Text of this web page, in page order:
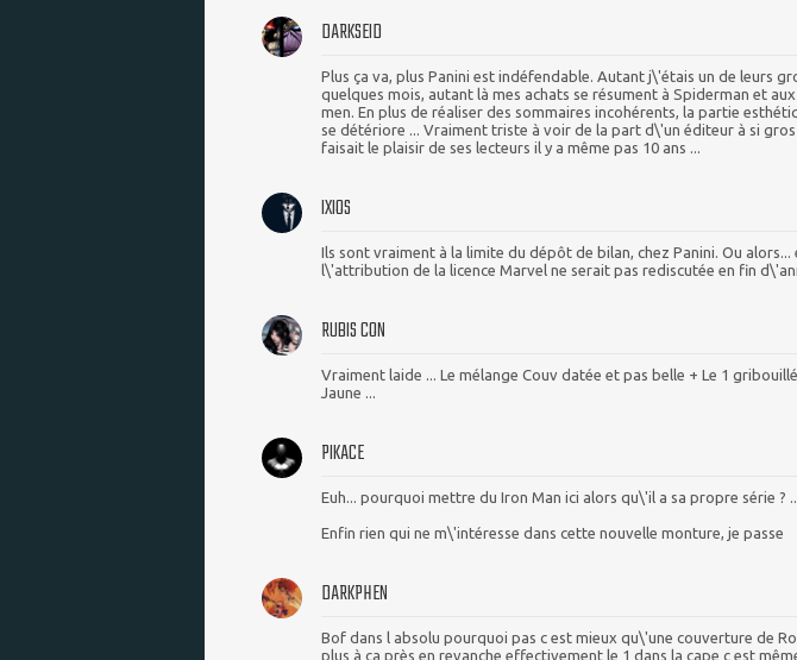
DARKSEID
Plus ça va, plus Panini est indéfendable. Autant j\'étais un de leurs
quelques mois, autant là mes achats se résument à Spiderman et
men. En plus de réaliser des sommaires incohérents, la partie
se détériore ... Vraiment triste à voir de la part d\'un éditeur à si
faisait le plaisir de ses lecteurs il y a même pas 10 ans ...
IXIOS
Ils sont vraiment à la limite du dépôt de bilan, chez Panini. Ou alors...
l\'attribution de la licence Marvel ne serait pas rediscutée en fin
RUBIS CON
Vraiment laide ... Le mélange Couv datée et pas belle + Le 1
Jaune ...
PIKACE
Euh... pourquoi mettre du Iron Man ici alors qu\'il a sa propre série ?
Enfin rien qui ne m\'intéresse dans cette nouvelle monture, je passe
DARKPHEN
Bof dans l absolu pourquoi pas c est mieux qu\'une couverture de
plus à ça près en revanche effectivement le 1 dans la cape c est